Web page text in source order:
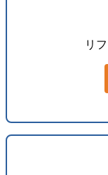
リ